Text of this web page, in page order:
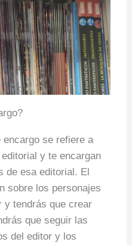
se refiere a
y te encargan
de esa editorial. El
sobre los personajes
y tendrás que crear
que seguir las
del editor y los